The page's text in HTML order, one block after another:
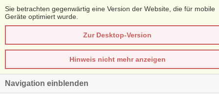
Sie betrachten gegenwärtig eine Version der Website, die für mobile
Geräte optimiert wurde.
Zur Desktop-Version
Hinweis nicht mehr anzeigen
Navigation einblenden